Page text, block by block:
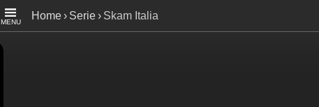
MENU
Home Serie Skam Italia